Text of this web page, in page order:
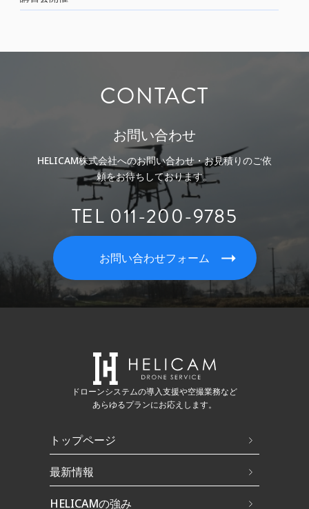
CONTACT
お問い合わせ
HELICAM株式会社へのお問い合わせ・お見積りのご依
頼をお待ちしております。
TEL 011-200-9785
お問い合わせフォーム
ドローンシステムの導入支援や空撮業務など
あらゆるプランにお応えします。
トップページ
最新情報
HELICAMの強み